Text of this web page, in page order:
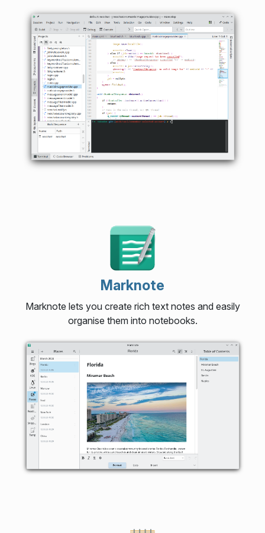
Marknote
Marknote lets you create rich text notes and easily
organise them into notebooks.